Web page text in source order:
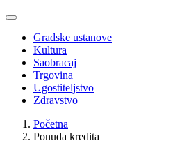
Toggle
navigationGradske ustanove
Kultura
Saobracaj
Trgovina
Ugostiteljstvo
Zdravstvo
Početna
Ponuda kredita